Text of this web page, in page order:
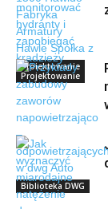
Projektowanie
Projektowanie
Biblioteka DWG